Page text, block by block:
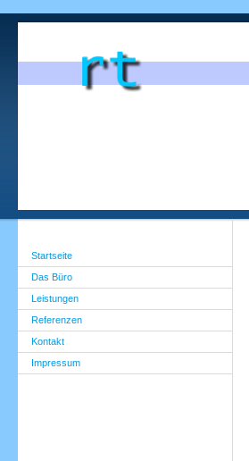
Startseite
Das Büro
Leistungen
Referenzen
Kontakt
Impressum